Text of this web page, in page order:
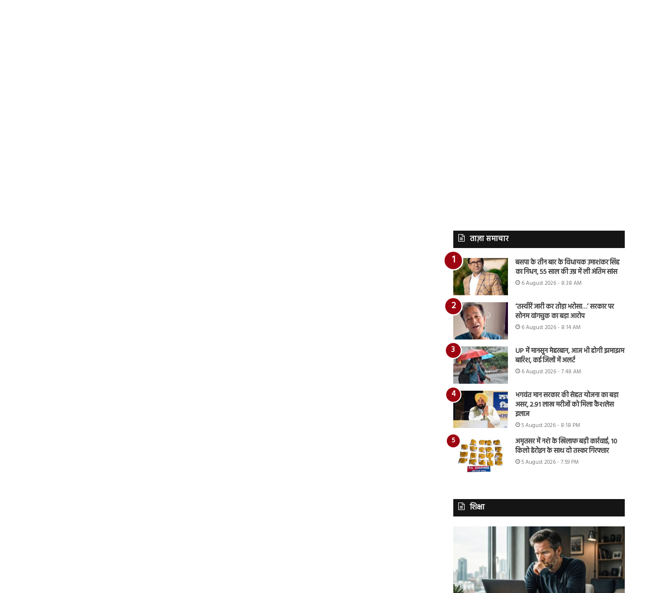
ताज़ा समाचार
बसपा के तीन बार के विधायक उमाशंकर सिंह
का निधन, 55 साल की उम्र में ली अंतिम सांस
6 August 2026 - 8:38 AM
‘तस्वीरें जारी कर तोड़ा भरोसा…’ सरकार पर
सोनम वांगचुक का बड़ा आरोप
6 August 2026 - 8:14 AM
UP में मानसून मेहरबान, आज भी होगी झमाझम
बारिश, कई जिलों में अलर्ट
6 August 2026 - 7:48 AM
भगवंत मान सरकार की सेहत योजना का बड़ा
असर, 2.91 लाख मरीजों को मिला कैशलेस
इलाज
5 August 2026 - 8:18 PM
अमृतसर में नशे के खिलाफ बड़ी कार्रवाई, 10
किलो हेरोइन के साथ दो तस्कर गिरफ्तार
5 August 2026 - 7:59 PM
शिक्षा